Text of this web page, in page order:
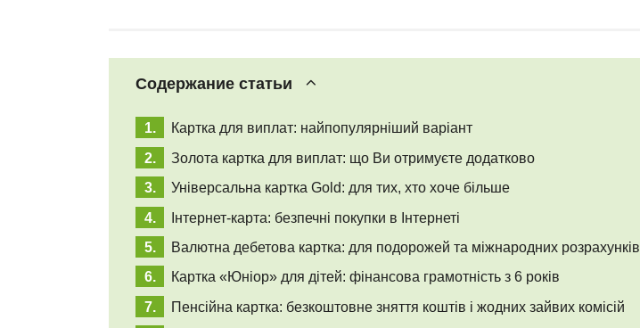
Содержание статьи
Картка для виплат: найпопулярніший варіант
Золота картка для виплат: що Ви отримуєте додатково
Універсальна картка Gold: для тих, хто хоче більше
Інтернет-карта: безпечні покупки в Інтернеті
Валютна дебетова картка: для подорожей та міжнародних розрахунків
Картка «Юніор» для дітей: фінансова грамотність з 6 років
Пенсійна картка: безкоштовне зняття коштів і жодних зайвих комісій